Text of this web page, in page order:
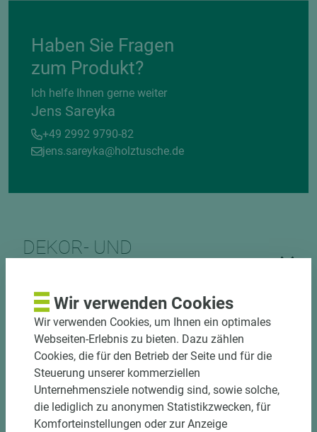
Haben Sie Fragen
zum Produkt?
Ich helfe Ihnen gerne weiter
Jens Sareyka
+49 2992 9790-82
jens.sareyka@holztusche.de
DEKOR- UND
DOWNLOADS
Wir verwenden Cookies
Wir verwenden Cookies, um Ihnen ein optimales
Webseiten-Erlebnis zu bieten. Dazu zählen
Cookies, die für den Betrieb der Seite und für die
Steuerung unserer kommerziellen
Unternehmensziele notwendig sind, sowie solche,
die lediglich zu anonymen Statistikzwecken, für
Komforteinstellungen oder zur Anzeige